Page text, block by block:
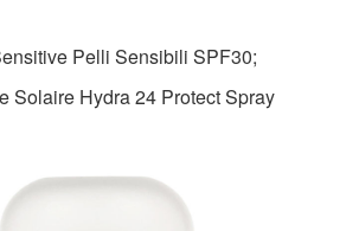
Pelli Sensibili SPF30;
Solaire Hydra 24 Protect Spray